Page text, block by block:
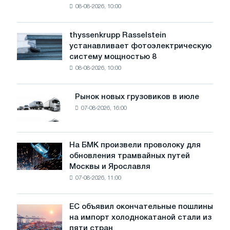
предупреждает:
воды
угрожает
безопасности
08-08-2026, 10:00
thyssenkrupp
Rasselstein
устанавливает
фотоэлектрическую
достижения
целей
обезуглероживания
thyssenkrupp Rasselstein
устанавливает фотоэлектрическую
систему мощностью 8
08-08-2026, 10:00
Рынок
новых
грузовиков
в
июле
Рынок новых грузовиков в июле
07-08-2026, 16:00
На
БМК
произвели
трамвайных
путей
На БМК произвели проволоку для
обновления трамвайных путей
Москвы и Ярославля
07-08-2026, 11:00
объявил
ЕС объявил окончательные пошлины
на импорт холоднокатаной стали из
пяти стран